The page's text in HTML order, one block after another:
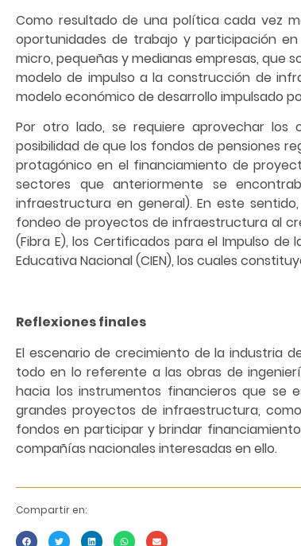
Como resultado de una política cada vez
oportunidades de trabajo y participación
micro, pequeñas y medianas empresas, que
modelo de impulso a la construcción de
modelo económico de desarrollo impulsado
Por otro lado, se requiere aprovechar los
posibilidad de que los fondos de pensiones
protagónico en el financiamiento de
sectores que anteriormente se
infraestructura en general). En este
fondeo de proyectos de infraestructura al
(Fibra E), los Certificados para el Impulso
Educativa Nacional (CIEN), los cuales
Reflexiones finales
El escenario de crecimiento de la industria
todo en lo referente a las obras de
hacia los instrumentos financieros que se
grandes proyectos de infraestructura,
fondos en participar y brindar
compañías nacionales interesadas en ello.
Compartir en: